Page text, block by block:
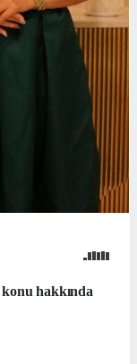
konu hakkında